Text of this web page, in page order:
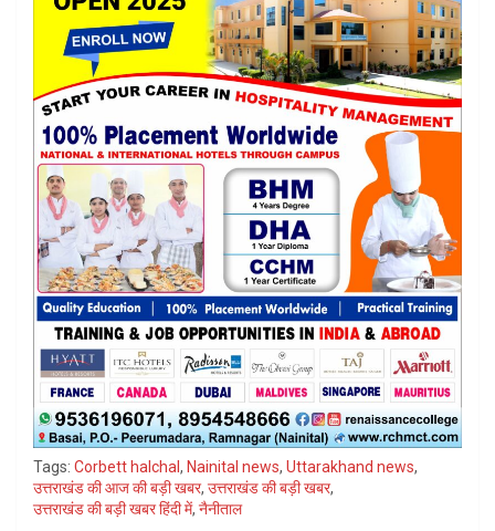
Tags: Corbett halchal , Nainital news, Uttarakhand news,
उत्तराखंड की आज की बड़ी खबर, उत्तराखंड की बड़ी खबर,
उत्तराखंड की बड़ी खबर हिंदी में, नैनीताल